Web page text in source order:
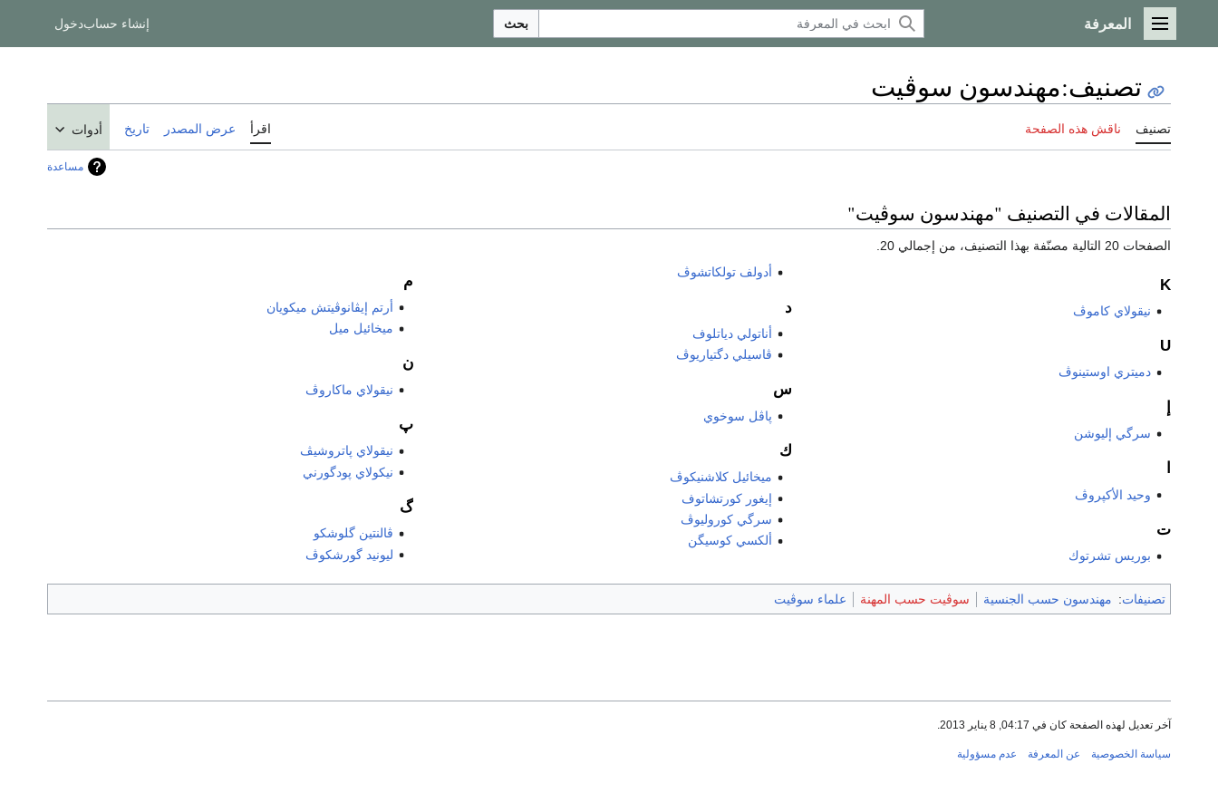
القائمة الرئيسية
المعرفة بحث إنشاء حسابدخول
تصنيف:مهندسون سوڤيت
تصنيف ناقش هذه الصفحة اقرأ عرض المصدر تاريخ أدوات
مساعدة
المقالات في التصنيف "مهندسون سوڤيت"
الصفحات 20 التالية مصنّفة بهذا التصنيف، من إجمالي 20.
K
نيقولاي كاموڤ
U
دميتري اوستينوڤ
إ
سرگي إليوشن
وحيد الأكپروڤ
ت
بوريس تشرتوك
أدولف تولكاتشوڤ
د
أناتولي دياتلوف
ڤاسيلي دگتياريوڤ
س
پاڤل سوخوي
ك
ميخائيل كلاشنيكوڤ
إيغور كورتشاتوف
سرگي كوروليوڤ
ألكسي كوسيگن
م
أرتم إيڤانوڤيتش ميكويان
ميخائيل ميل
ن
نيقولاي ماكاروڤ
پ
نيقولاي پاتروشيڤ
نيكولاي پودگورني
گ
ڤالنتين گلوشكو
ليونيد گورشكوڤ
تصنيفات: مهندسون حسب الجنسية سوڤيت حسب المهنة علماء سوڤيت
آخر تعديل لهذه الصفحة كان في 04:17, 8 يناير 2013.
سياسة الخصوصية عن المعرفة عدم مسؤولية